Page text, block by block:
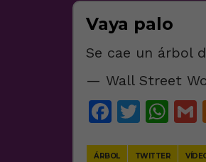
Vaya palo
Se cae un árbol
— Wall Street
ÁRBOL TWITTER